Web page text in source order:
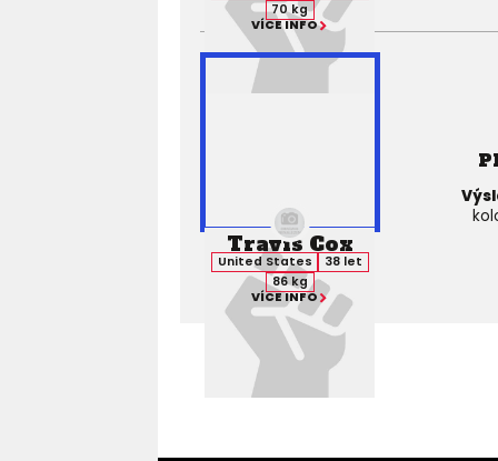
70 kg
VÍCE INFO
Travis Cox
United States
38 let
86 kg
VÍCE INFO